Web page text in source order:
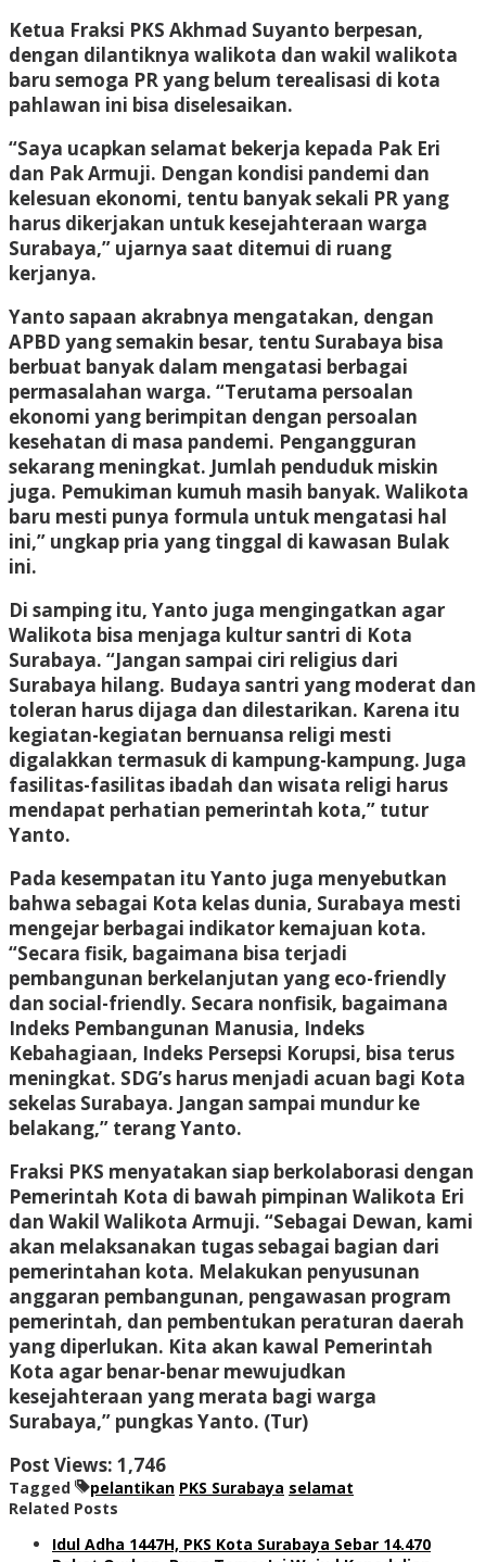
Ketua Fraksi PKS Akhmad Suyanto berpesan,
dengan dilantiknya walikota dan wakil walikota
baru semoga PR yang belum terealisasi di kota
pahlawan ini bisa diselesaikan.
“Saya ucapkan selamat bekerja kepada Pak Eri
dan Pak Armuji. Dengan kondisi pandemi dan
kelesuan ekonomi, tentu banyak sekali PR yang
harus dikerjakan untuk kesejahteraan warga
Surabaya,” ujarnya saat ditemui di ruang
kerjanya.
Yanto sapaan akrabnya mengatakan, dengan
APBD yang semakin besar, tentu Surabaya bisa
berbuat banyak dalam mengatasi berbagai
permasalahan warga. “Terutama persoalan
ekonomi yang berimpitan dengan persoalan
kesehatan di masa pandemi. Pengangguran
sekarang meningkat. Jumlah penduduk miskin
juga. Pemukiman kumuh masih banyak. Walikota
baru mesti punya formula untuk mengatasi hal
ini,” ungkap pria yang tinggal di kawasan Bulak
ini.
Di samping itu, Yanto juga mengingatkan agar
Walikota bisa menjaga kultur santri di Kota
Surabaya. “Jangan sampai ciri religius dari
Surabaya hilang. Budaya santri yang moderat dan
toleran harus dijaga dan dilestarikan. Karena itu
kegiatan-kegiatan bernuansa religi mesti
digalakkan termasuk di kampung-kampung. Juga
fasilitas-fasilitas ibadah dan wisata religi harus
mendapat perhatian pemerintah kota,” tutur
Yanto.
Pada kesempatan itu Yanto juga menyebutkan
bahwa sebagai Kota kelas dunia, Surabaya mesti
mengejar berbagai indikator kemajuan kota.
“Secara fisik, bagaimana bisa terjadi
pembangunan berkelanjutan yang eco-friendly
dan social-friendly. Secara nonfisik, bagaimana
Indeks Pembangunan Manusia, Indeks
Kebahagiaan, Indeks Persepsi Korupsi, bisa terus
meningkat. SDG’s harus menjadi acuan bagi Kota
sekelas Surabaya. Jangan sampai mundur ke
belakang,” terang Yanto.
Fraksi PKS menyatakan siap berkolaborasi dengan
Pemerintah Kota di bawah pimpinan Walikota Eri
dan Wakil Walikota Armuji. “Sebagai Dewan, kami
akan melaksanakan tugas sebagai bagian dari
pemerintahan kota. Melakukan penyusunan
anggaran pembangunan, pengawasan program
pemerintah, dan pembentukan peraturan daerah
yang diperlukan. Kita akan kawal Pemerintah
Kota agar benar-benar mewujudkan
kesejahteraan yang merata bagi warga
Surabaya,” pungkas Yanto. (Tur)
Post Views: 1,746
Tagged pelantikan PKS Surabaya selamat
Related Posts
Idul Adha 1447H, PKS Kota Surabaya Sebar 14.470